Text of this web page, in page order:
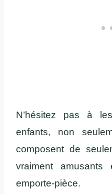
N’hésitez pas à
enfants, non
composent de
vraiment amusants
emporte-pièce.